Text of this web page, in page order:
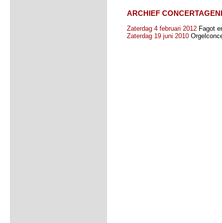
ARCHIEF
Zaterdag 4 februari 2012Fagot
Zaterdag 19 juni 2010